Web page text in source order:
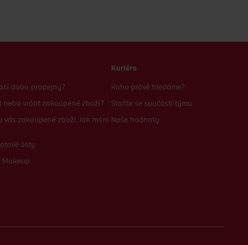
dobu prodejny?
nebo vrátit zakoupené zboží?
vás zakoupené zboží. Jak mám
listy
Makeup
Kariéra
Koho právě hledáme?
Staňte se součástí týmu
Naše hodnoty